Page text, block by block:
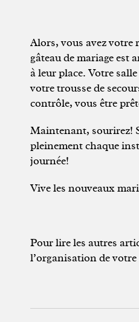
Alors, vous avez votre
gâteau de mariage est
à leur place. Votre
votre trousse de
contrôle, vous être
Maintenant, sourirez!
pleinement chaque
journée!
Vive les nouveaux
Pour lire les autres
l’organisation de votre